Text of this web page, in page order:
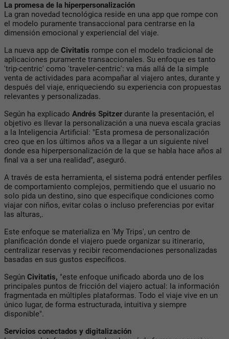
La promesa de la hiperpersonalización
La gran novedad tecnológica reside en una app que rompe con
el modelo puramente transaccional para centrarse en la
dimensión emocional y experiencial del viaje.
La nueva app de Civitatis rompe con el modelo tradicional de
aplicaciones puramente transaccionales. Su enfoque es tanto
'trip-centric' como 'traveler-centric': va más allá de la simple
venta de actividades para acompañar al viajero antes, durante y
después del viaje, enriqueciendo su experiencia con propuestas
relevantes y personalizadas.
Según ha explicado Andrés Spitzerdurante la presentación, el
objetivo es llevar la personalización a una nueva escala gracias
a la Inteligencia Artificial: "Esta promesa de personalización
creo que en los últimos años va a llegar a un siguiente nivel
donde esa hiperpersonalización de la que se habla hace años al
final va a ser una realidad", aseguró.
A través de esta herramienta, el sistema podrá entender perfiles
de comportamiento complejos, permitiendo que el usuario no
solo pida un destino, sino que especifique condiciones como
viajar con niños, evitar colas o incluso preferencias por evitar
las alturas,.
Este enfoque se materializa en 'My Trips', un centro de
planificación donde el viajero puede organizar su itinerario,
centralizar reservas y recibir recomendaciones personalizadas
basadas en sus gustos específicos.
Según Civitatis, "este enfoque unificado aborda uno de los
principales puntos de fricción del viajero actual: la información
fragmentada en múltiples plataformas. Todo el viaje vive en un
único lugar, de forma estructurada, intuitiva y siempre
disponible".
Servicios conectados y digitalización